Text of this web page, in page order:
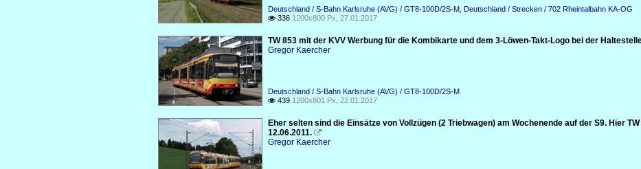
Deutschland / S-Bahn Karlsruhe (AVG) / GT8-100D/2S-M Deutschland / Strecken / 702 Rheintalbahn KA-OG
 336 1200x800 Px, 27.01.2017
TW 853 mit der KVV Werbung für die Kombikarte und dem 3-Löwen-Takt-Logo bei der
Gregor Kaercher
Deutschland / S-Bahn Karlsruhe (AVG) / GT8-100D/2S-M
 439 1200x801 Px, 22.01.2017
Eher selten sind die Einsätze von Vollzügen (2 Triebwagen) am Wochenende auf der S9. Hier
12.06.2011. 
Gregor Kaercher